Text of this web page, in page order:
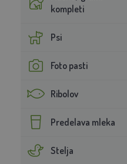
kompleti
Psi
Foto pasti
Ribolov
Predelava mleka
Stelja